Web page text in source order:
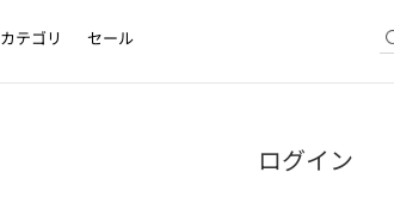
カテゴリ セール
ログイン